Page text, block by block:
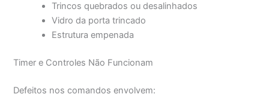
Trincos quebrados ou desalinhados
Vidro da porta trincado
Estrutura empenada
Timer e Controles Não Funcionam
Defeitos nos comandos envolvem: